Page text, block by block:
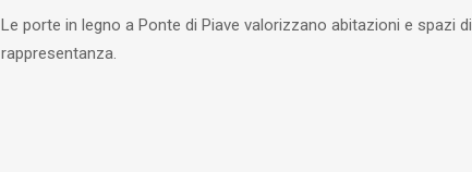
Le porte in legno a Ponte di Piave valorizzano abitazioni e spazi di
rappresentanza.